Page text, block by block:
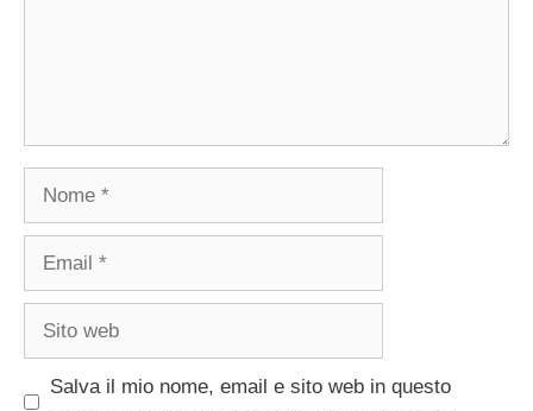
Nome
Email
Sito
Salva il mio nome, email e sito web in questo